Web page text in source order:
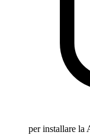
per installare la